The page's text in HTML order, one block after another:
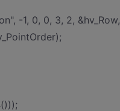
-1, 0, 0, 3, 2, &hv_Row,